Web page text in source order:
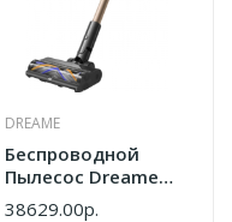
DREAME
Беспроводной
Пылесос Dreame
R20 CE VRV60F
38629.00р.